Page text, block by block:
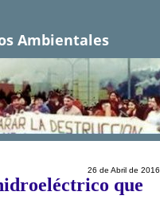
Ambientales
26 de Abril de 2016
que